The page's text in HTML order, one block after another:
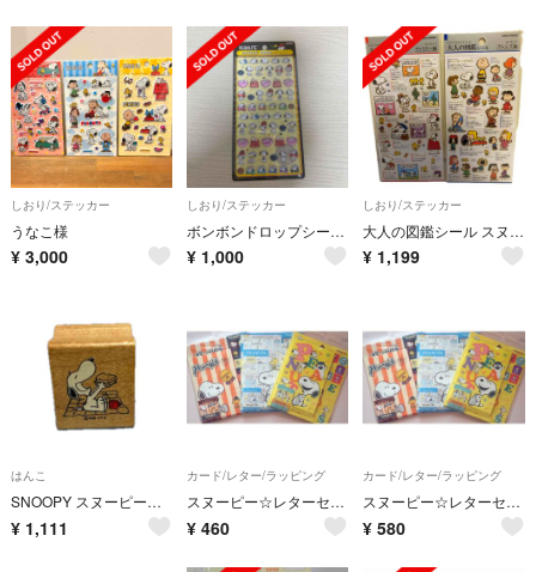
しおり/ステッカー
うなこ様
¥ 3,000
しおり/ステッカー
ボンボンドロップシールｍｉｎｉ スヌーピー
¥ 1,000
しおり/ステッカー
大人の図鑑シール スヌーピー 2枚セット フレンズ編 ファミリー編 ピーナッツ
¥ 1,199
はんこ
SNOOPY スヌーピー ヴィンテージ木製スタンプ
¥ 1,111
カード/レター/ラッピング
スヌーピー☆レターセット３セット
¥ 460
カード/レター/ラッピング
スヌーピー☆レターセット３セット
¥ 580